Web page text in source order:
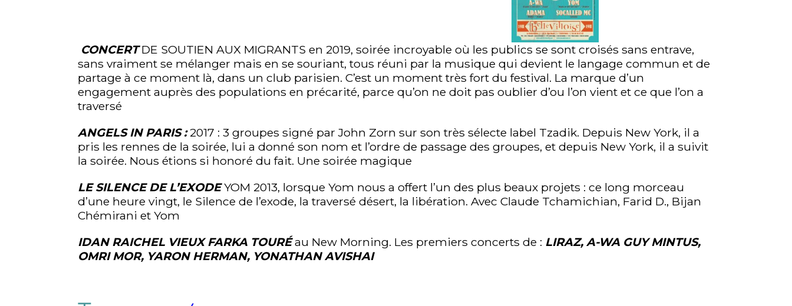
CONCERTDE SOUTIEN AUX MIGRANTS en 2019, soirée incroyable où les publics se sont croisés sans entrave,
sans vraiment se mélanger mais en se souriant, tous réuni par la musique qui devient le langage commun et de
partage à ce moment là, dans un club parisien. C’est un moment très fort du festival. La marque d’un
engagement auprès des populations en précarité, parce qu’on ne doit pas oublier d’ou l’on vient et ce que l’on a
traversé
ANGELS IN PARIS :2017 : 3 groupes signé par John Zorn sur son très sélecte label Tzadik. Depuis New York, il a
pris les rennes de la soirée, lui a donné son nom et l’ordre de passage des groupes, et depuis New York, il a suivit
la soirée. Nous étions si honoré du fait. Une soirée magique
LE SILENCE DE L’EXODEYOM 2013, lorsque Yom nous a offert l’un des plus beaux projets : ce long morceau
d’une heure vingt, le Silence de l’exode, la traversé désert, la libération. Avec Claude Tchamichian, Farid D., Bijan
Chémirani et Yom
IDAN RAICHEL VIEUX FARKA TOURÉau New Morning. Les premiers concerts de : LIRAZ, A-WA GUY MINTUS,
OMRI MOR, YARON HERMAN, YONATHAN AVISHAI